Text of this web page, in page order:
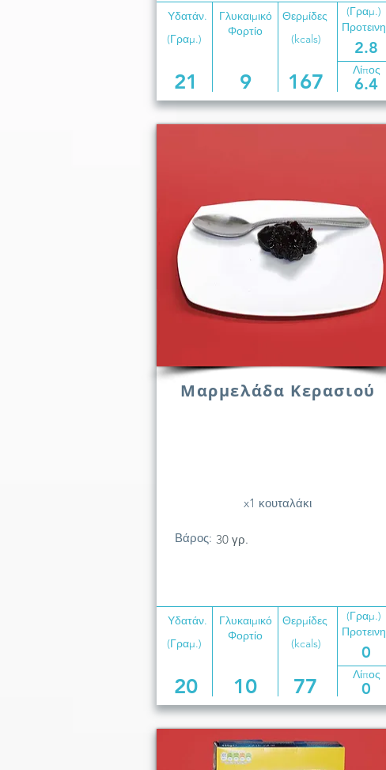
Υδατάν.
Γλυκαιμικό
Φορτίο
(Γραμ.)
Θερμίδες
(kcals)
Προτεινη
2.8
(Γραμ.)
21 9 167 Λίπος
6.4
Μαρμελάδα Κερασιού
x1 κουταλάκι
Βάρος: 30 γρ.
Υδατάν.
Γλυκαιμικό
Φορτίο
(Γραμ.)
Θερμίδες
(kcals)
Προτεινη
0
(Γραμ.)
20 10 77 Λίπος
0